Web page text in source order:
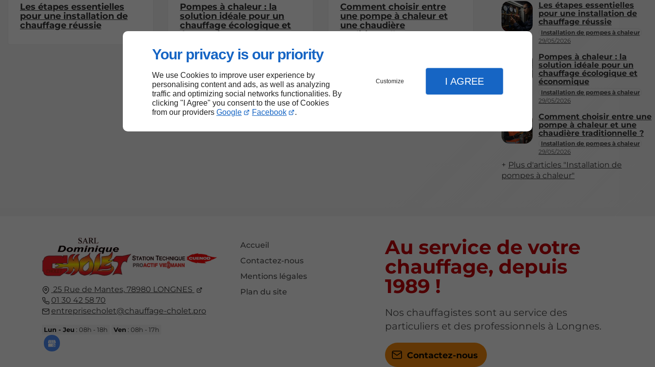
Your privacy is our priority
We use Cookies to improve user experience by
personalising content and ads, as well as analyzing
traffic and optimizing social networks functionalities. By
clicking "I Agree" you consent to the use of Cookies
from our providers Google Facebook .
Customize I AGREE
Installation de pompes à chaleur
29/05/2026
Les étapes essentielles
pour une installation de
chauffage réussie
Installation de pompes à chaleur
29/05/2026
Pompes à chaleur : la
solution idéale pour un
chauffage écologique et
économique
Installation de pompes à chaleur
29/05/2026
Comment choisir entre une
pompe à chaleur et une
chaudière traditionnelle ?
Plus d'articles "Installation de
pompes à chaleur"
Les étapes essentielles
pour une installation de
chauffage réussie
Pompes à chaleur : la
solution idéale pour un
chauffage écologique et
économique
Comment choisir entre
une pompe à chaleur et
une chaudière
traditionnelle ?
25 Rue de Mantes, 78980 LONGNES
01 30 42 58 70
entreprisecholet@chauffage-cholet.pro
Lun - Jeu : 08h - 18h Ven : 08h - 17h
Accueil
Contactez-nous
Mentions légales
Plan du site
Au service de votre
chauffage, depuis
1989 !
Nos chauffagistes sont au service des
particuliers et des professionnels à Longnes.
Contactez-nous